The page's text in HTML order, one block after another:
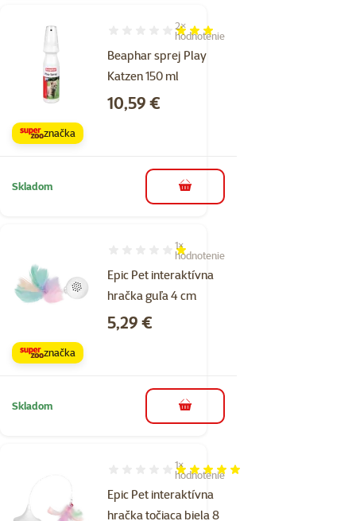
Beaphar sprej Play
Katzen 150 ml
Hodnotenie 60%, počet hodnotení: 2
2×
hodnotenie
Cena
10,59 €
značka
Skladom do košíka
Epic Pet interaktívna
hračka guľa 4 cm
Hodnotenie 20%, počet hodnotení: 1
1×
hodnotenie
Cena
5,29 €
značka
Skladom do košíka
Epic Pet interaktívna
hračka točiaca biela 8
Hodnotenie 100%, počet hodnotení: 1
1×
hodnotenie